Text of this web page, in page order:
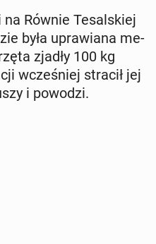
Równie Te­sal­skiej
była upra­wia­na me­
zjadły 100 kg
wcze­śniej stracił jej
i powodzi.